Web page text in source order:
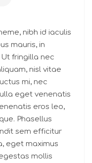
nibh id iaculis
mauris, in
fringilla nec
nisl vitae
mi, nec
eget venenatis
eros leo,
Phasellus
sem efficitur
eget maximus
mollis